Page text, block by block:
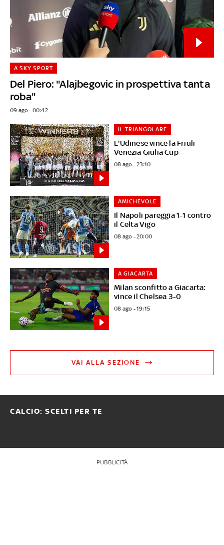
Del Piero: "Alajbegovic in prospettiva tanta
roba"
A SKY SPORT
09 ago - 00:42
L'Udinese vince la Friuli
Venezia Giulia Cup
IL TRIANGOLARE
08 ago - 23:10
Il Napoli pareggia 1-1 contro
il Celta Vigo
AMICHEVOLE
08 ago - 20:00
Milan sconfitto a Giacarta:
vince il Chelsea 3-0
A GIACARTA
08 ago - 19:15
VAI ALLA SEZIONE
CALCIO: SCELTI PER TE
PUBBLICITÀ